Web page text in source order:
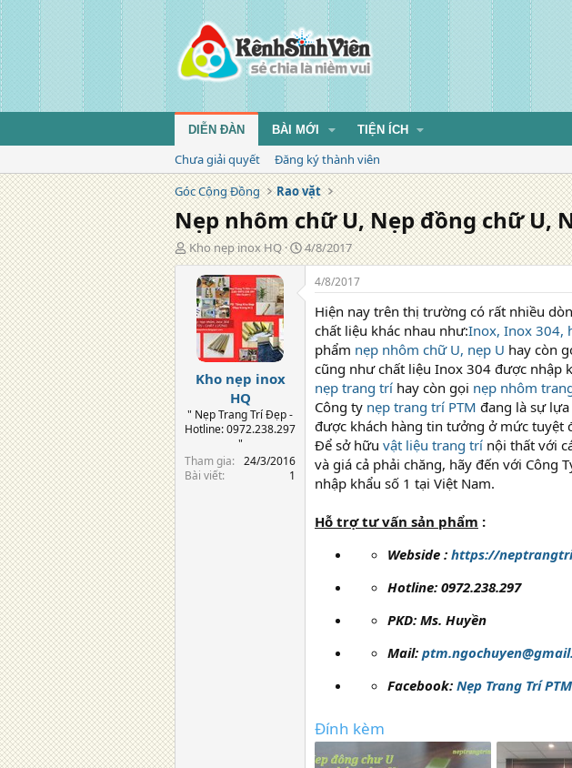
DIỄN ĐÀN BÀI MỚI TIỆN ÍCH
Chưa giải quyết
Đăng ký thành viên
Góc Cộng Đồng
Rao vặt
Nẹp nhôm chữ U, Nẹp đồng chữ U,
T
á
Kho nẹp inox HQ
N
g
y
4/8/2017
Kho nẹp inox
HQ
" Nẹp Trang Trí Đẹp -
Hotline: 0972.238.297
"
Tham gia
24/3/2016
Bài viết
1
4/8/2017
Hiện nay trên thị trường có rất nhiều
chất liệu khác nhau như:Inox, Inox 304,
phẩm nẹp nhôm chữ U, nẹp U hay còn
cũng như chất liệu Inox 304 được nhập
nẹp trang trí hay còn gọi nẹp nhôm
Công ty nẹp trang trí PTM đang là sự
được khách hàng tin tưởng ở mức tuyệt
Để sở hữu vật liệu trang trí nội thất với
và giá cả phải chăng, hãy đến với Công
nhập khẩu số 1 tại Việt Nam.
Hỗ trợ tư vấn sản phẩm :
Webside : https://
Hotline: 0972.238.297
PKD: Ms. Huyền
Mail:
Facebook: Nẹp Trang Trí PTM
Đính kèm